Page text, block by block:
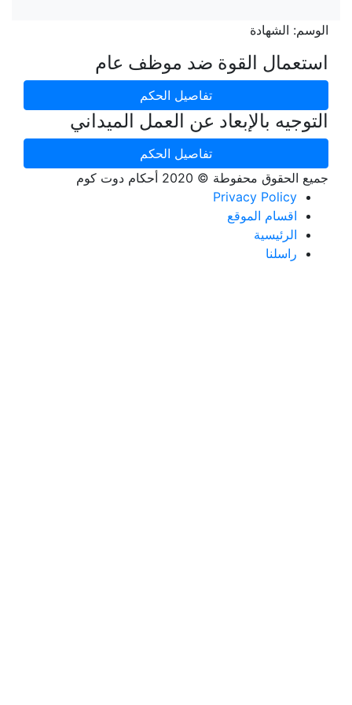
الوسم: الشهادة
استعمال القوة ضد موظف عام
تفاصيل الحكم
التوجيه بالإبعاد عن العمل الميداني
تفاصيل الحكم
جميع الحقوق محفوطة © 2020 أحكام دوت كوم
Privacy Policy
اقسام الموقع
الرئيسية
راسلنا